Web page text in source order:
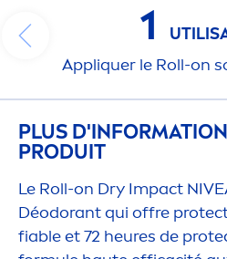
1
Appliquer le Roll-on
PLUS
PRODUIT
Le Roll-on Dry Impact
Déodorant qui offre
fiable et 72 heures de